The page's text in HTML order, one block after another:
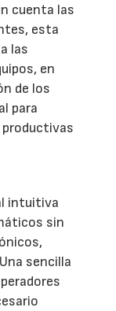
cuenta las
esta
las
en
de los
para
intuitiva
sin
sencilla